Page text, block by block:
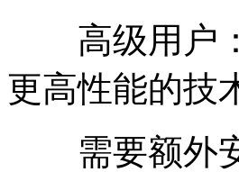
高级用户：
更高性能的技
需要额外安